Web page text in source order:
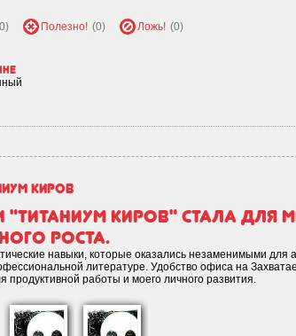
Полезно! (0) Ложь! (0)
Киров
"Титаниум Киров" стала для
роста.
навыки, которые оказались незаменимыми для
литературе. Удобство офиса на
работы и моего личного развития.